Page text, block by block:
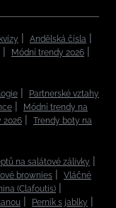
Andělská čísla
Módní trendy 2026
Partnerské vztahy
Módní trendy na
2026
Trendy boty na
na salátové zálivky
brownies
Vláčné
(Clafoutis)
Perník s jablky